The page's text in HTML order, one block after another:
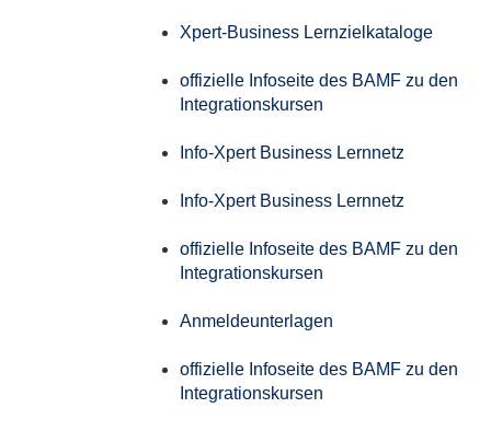
Xpert-Business Lernzielkataloge
offizielle Infoseite des BAMF zu den
Integrationskursen
Info-Xpert Business Lernnetz
Info-Xpert Business Lernnetz
offizielle Infoseite des BAMF zu den
Integrationskursen
Anmeldeunterlagen
offizielle Infoseite des BAMF zu den
Integrationskursen